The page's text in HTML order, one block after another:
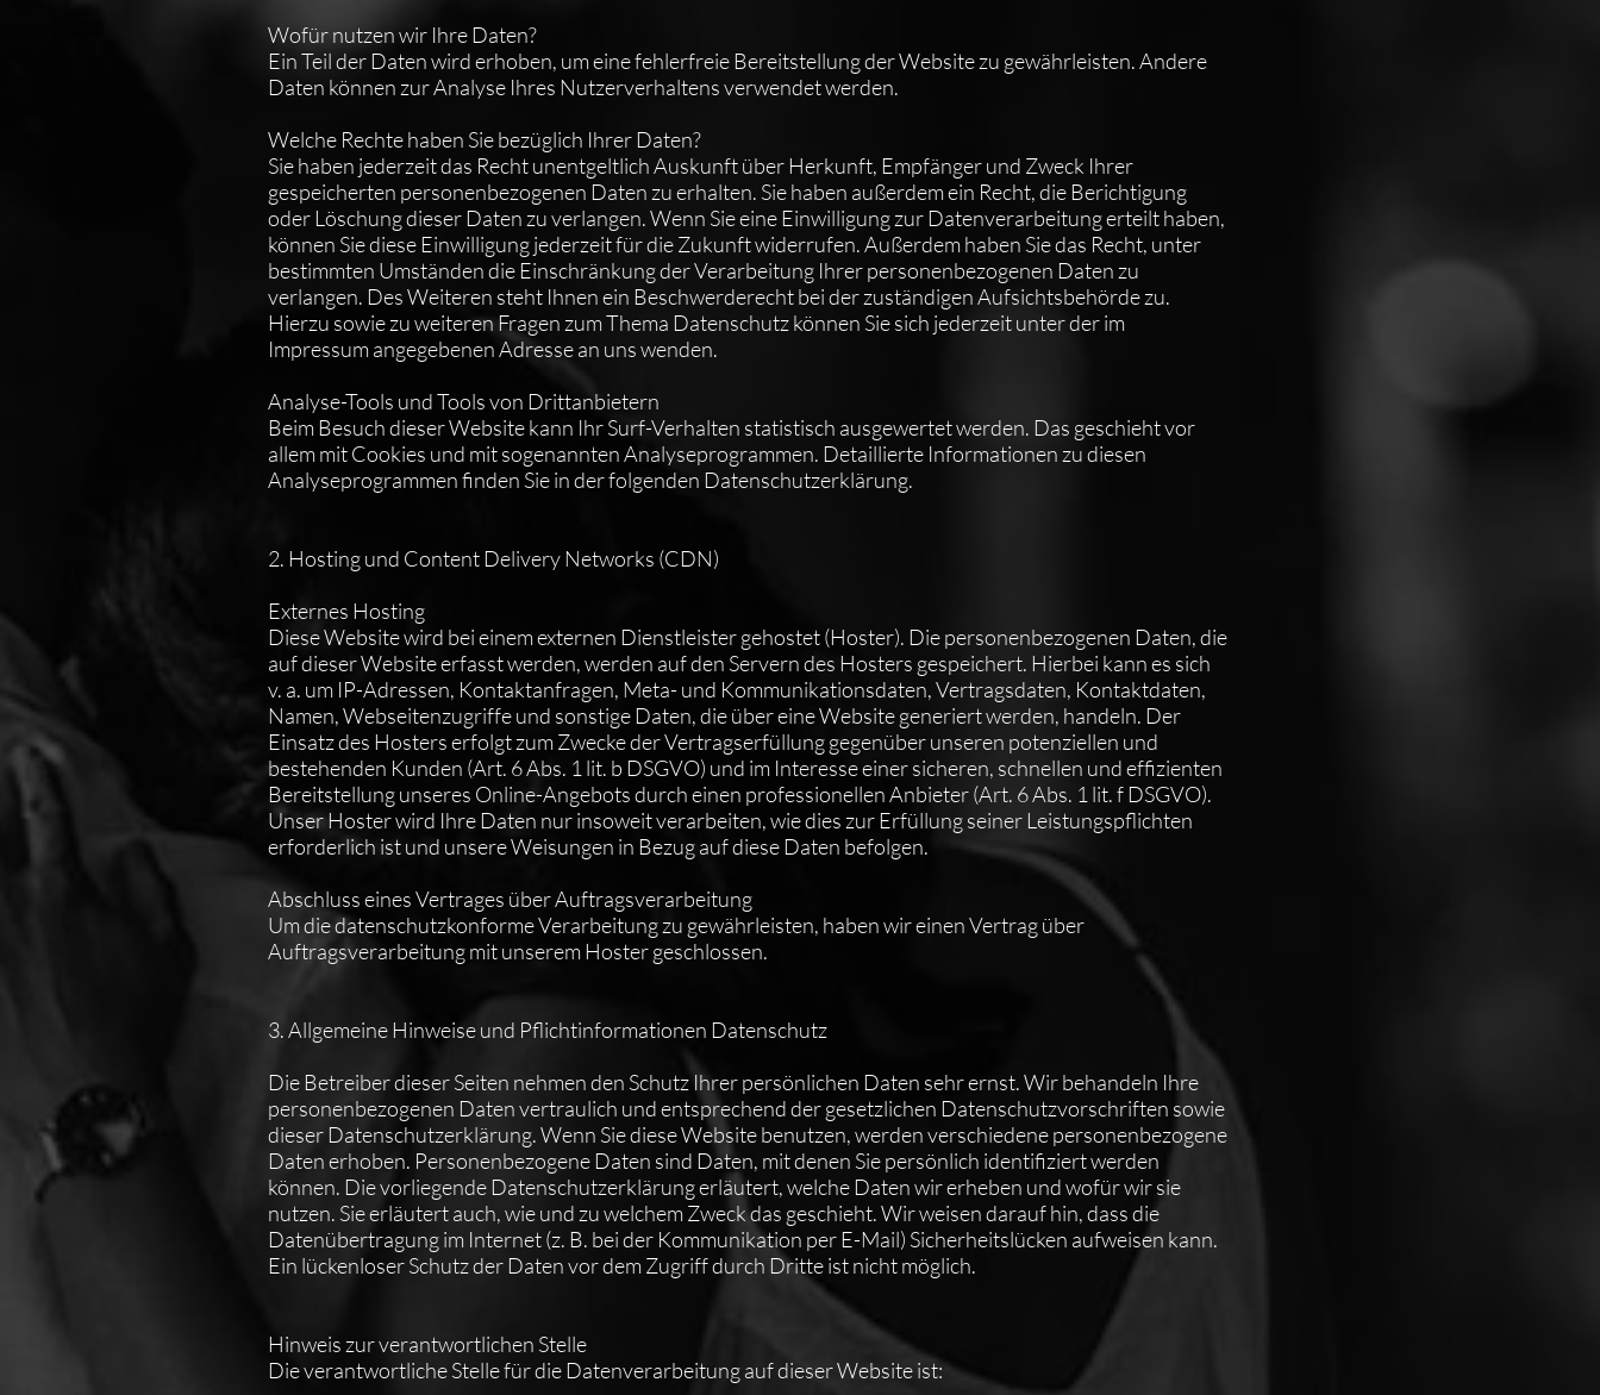
Wofür nutzen wir Ihre Daten?
Ein Teil der Daten wird erhoben, um eine fehlerfreie Bereitstellung der Website zu gewährleisten. Andere
Daten können zur Analyse Ihres Nutzerverhaltens verwendet werden.
Welche Rechte haben Sie bezüglich Ihrer Daten?
Sie haben jederzeit das Recht unentgeltlich Auskunft über Herkunft, Empfänger und Zweck Ihrer
gespeicherten personenbezogenen Daten zu erhalten. Sie haben außerdem ein Recht, die Berichtigung
oder Löschung dieser Daten zu verlangen. Wenn Sie eine Einwilligung zur Datenverarbeitung erteilt haben,
können Sie diese Einwilligung jederzeit für die Zukunft widerrufen. Außerdem haben Sie das Recht, unter
bestimmten Umständen die Einschränkung der Verarbeitung Ihrer personenbezogenen Daten zu
verlangen. Des Weiteren steht Ihnen ein Beschwerderecht bei der zuständigen Aufsichtsbehörde zu.
Hierzu sowie zu weiteren Fragen zum Thema Datenschutz können Sie sich jederzeit unter der im
Impressum angegebenen Adresse an uns wenden.
Analyse-Tools und Tools von Drittanbietern
Beim Besuch dieser Website kann Ihr Surf-Verhalten statistisch ausgewertet werden. Das geschieht vor
allem mit Cookies und mit sogenannten Analyseprogrammen. Detaillierte Informationen zu diesen
Analyseprogrammen finden Sie in der folgenden Datenschutzerklärung.
2. Hosting und Content Delivery Networks (CDN)
Externes Hosting​
Diese Website wird bei einem externen Dienstleister gehostet (Hoster). Die personenbezogenen Daten, die
auf dieser Website erfasst werden, werden auf den Servern des Hosters gespeichert. Hierbei kann es sich
v. a. um IP-Adressen, Kontaktanfragen, Meta- und Kommunikationsdaten, Vertragsdaten, Kontaktdaten,
Namen, Webseitenzugriffe und sonstige Daten, die über eine Website generiert werden, handeln. Der
Einsatz des Hosters erfolgt zum Zwecke der Vertragserfüllung gegenüber unseren potenziellen und
bestehenden Kunden (Art. 6 Abs. 1 lit. b DSGVO) und im Interesse einer sicheren, schnellen und effizienten
Bereitstellung unseres Online-Angebots durch einen professionellen Anbieter (Art. 6 Abs. 1 lit. f DSGVO).
Unser Hoster wird Ihre Daten nur insoweit verarbeiten, wie dies zur Erfüllung seiner Leistungspflichten
erforderlich ist und unsere Weisungen in Bezug auf diese Daten befolgen.
Abschluss eines Vertrages über Auftragsverarbeitung
Um die datenschutzkonforme Verarbeitung zu gewährleisten, haben wir einen Vertrag über
Auftragsverarbeitung mit unserem Hoster geschlossen.
3. Allgemeine Hinweise und Pflichtinformationen Datenschutz
Die Betreiber dieser Seiten nehmen den Schutz Ihrer persönlichen Daten sehr ernst. Wir behandeln Ihre
personenbezogenen Daten vertraulich und entsprechend der gesetzlichen Datenschutzvorschriften sowie
dieser Datenschutzerklärung. Wenn Sie diese Website benutzen, werden verschiedene personenbezogene
Daten erhoben. Personenbezogene Daten sind Daten, mit denen Sie persönlich identifiziert werden
können. Die vorliegende Datenschutzerklärung erläutert, welche Daten wir erheben und wofür wir sie
nutzen. Sie erläutert auch, wie und zu welchem Zweck das geschieht. Wir weisen darauf hin, dass die
Datenübertragung im Internet (z. B. bei der Kommunikation per E-Mail) Sicherheitslücken aufweisen kann.
Ein lückenloser Schutz der Daten vor dem Zugriff durch Dritte ist nicht möglich.
Hinweis zur verantwortlichen Stelle
Die verantwortliche Stelle für die Datenverarbeitung auf dieser Website ist: